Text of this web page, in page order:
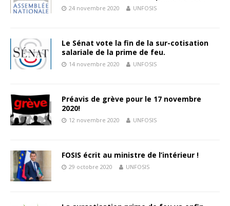
24 novembre 2020 UNFOSIS
Le Sénat vote la fin de la sur-cotisation
salariale de la prime de feu.
14 novembre 2020 UNFOSIS
Préavis de grève pour le 17 novembre
2020!
12 novembre 2020 UNFOSIS
FOSIS écrit au ministre de l’intérieur !
29 octobre 2020 UNFOSIS